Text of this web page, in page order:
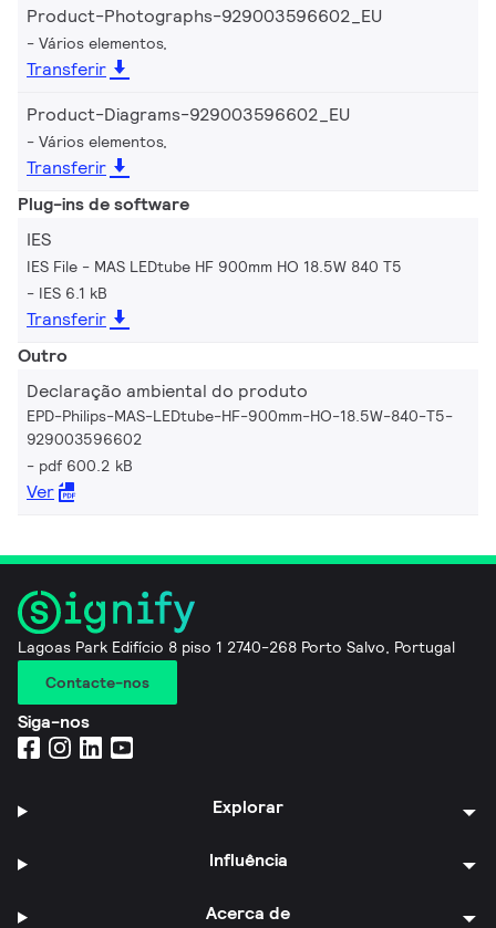
Product-Photographs-929003596602_EU
Vários elementos,
Transferir
Product-Diagrams-929003596602_EU
Vários elementos,
Transferir
Plug-ins de software
IES
IES File - MAS LEDtube HF 900mm HO 18.5W 840 T5
IES 6.1 kB
Transferir
Outro
Declaração ambiental do produto
EPD-Philips-MAS-LEDtube-HF-900mm-HO-18.5W-840-T5-
929003596602
pdf 600.2 kB
Ver
Lagoas Park Edifício 8 piso 1 2740-268 Porto Salvo, Portugal
Contacte-nos
Siga-nos
Explorar
Influência
Acerca de